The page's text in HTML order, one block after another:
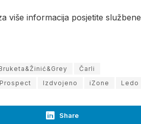
više informacija posjetite službene
Čarli
Izdvojeno iZone
Ledo
Share